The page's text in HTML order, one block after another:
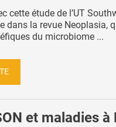
cette étude de l’UT
dans la revue Neoplasia,
du microbiome ...
et maladies à